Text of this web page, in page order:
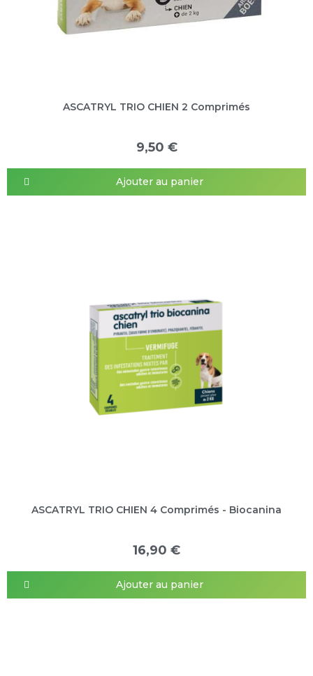
ASCATRYL TRIO CHIEN 2 Comprimés
9,50 €
Ajouter au panier
ASCATRYL TRIO CHIEN 4 Comprimés - Biocanina
16,90 €
Ajouter au panier